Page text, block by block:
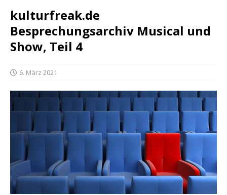
kulturfreak.de
Besprechungsarchiv Musical und
Show, Teil 4
6. März 2021